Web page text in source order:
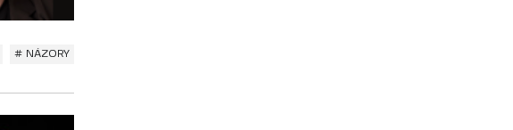
# NÁZORY